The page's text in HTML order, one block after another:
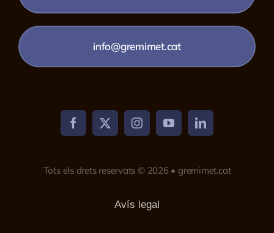
info@gremimet.cat
Tots els drets reservats © 2026 • gremimet.cat
Avís legal